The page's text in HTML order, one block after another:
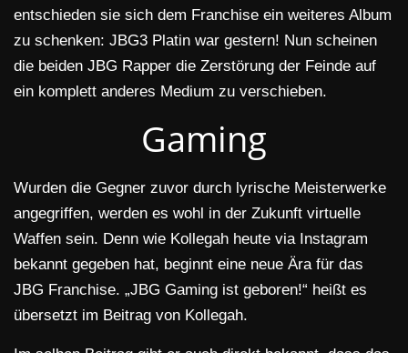
entschieden sie sich dem Franchise ein weiteres Album
zu schenken: JBG3 Platin war gestern! Nun scheinen
die beiden JBG Rapper die Zerstörung der Feinde auf
ein komplett anderes Medium zu verschieben.
Gaming
Wurden die Gegner zuvor durch lyrische Meisterwerke
angegriffen, werden es wohl in der Zukunft virtuelle
Waffen sein. Denn wie Kollegah heute via Instagram
bekannt gegeben hat, beginnt eine neue Ära für das
JBG Franchise. „JBG Gaming ist geboren!“ heißt es
übersetzt im Beitrag von Kollegah.